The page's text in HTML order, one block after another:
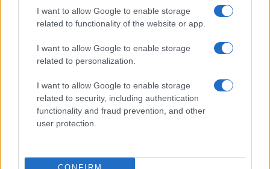
I want to allow Google to enable storage
related to functionality of the website or app.
I want to allow Google to enable storage
related to personalization.
I want to allow Google to enable storage
related to security, including authentication
functionality and fraud prevention, and other
user protection.
Új és Használt GSM kiemelt ajánlatok